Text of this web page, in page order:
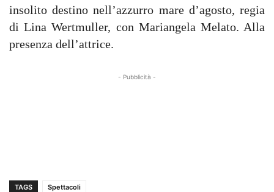
insolito destino nell’azzurro mare d’agosto, regia
di Lina Wertmuller, con Mariangela Melato. Alla
presenza dell’attrice.
- Pubblicità -
TAGS Spettacoli